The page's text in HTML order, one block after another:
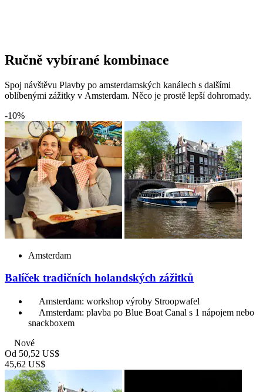
Ručně vybírané kombinace
Spoj návštěvu Plavby po amsterdamských kanálech s dalšími
oblíbenými zážitky v Amsterdam. Něco je prostě lepší dohromady.
-10%
Amsterdam
Balíček tradičních holandských zážitků
Amsterdam: workshop výroby Stroopwafel
Amsterdam: plavba po Blue Boat Canal s 1 nápojem nebo
snackboxem
Nové
Od 50,52 US$
45,62 US$